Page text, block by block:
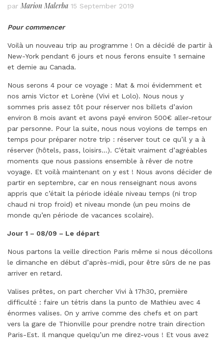
par Marion Malerba 15 September 2019
Pour commencer
Voilà un nouveau trip au programme ! On a décidé de partir à
New-York pendant 6 jours et nous ferons ensuite 1 semaine
et demie au Canada.
Nous serons 4 pour ce voyage : Mat & moi évidemment et
nos amis Victor et Lorène (Vivi et Lolo). Nous nous y
sommes pris assez tôt pour réserver nos billets d’avion
environ 8 mois avant et avons payé environ 500€ aller-retour
par personne. Pour la suite, nous nous voyions de temps en
temps pour préparer notre trip : réserver tout ce qu’il y a à
réserver (hôtels, pass, loisirs…). C’était vraiment d’agréables
moments que nous passions ensemble à rêver de notre
voyage. Et voilà maintenant on y est ! Nous avons décider de
partir en septembre, car en nous renseignant nous avons
appris que c’était la période idéale niveau temps (ni trop
chaud ni trop froid) et niveau monde (un peu moins de
monde qu’en période de vacances scolaire).
Jour 1 – 08/09 – Le départ
Nous partons la veille direction Paris même si nous décollons
le dimanche en début d’après-midi, pour être sûrs de ne pas
arriver en retard.
Valises prêtes, on part chercher Vivi à 17h30, première
difficulté : faire un tétris dans la punto de Mathieu avec 4
énormes valises. On y arrive comme des chefs et on part
vers la gare de Thionville pour prendre notre train direction
Paris-Est. Il manque quelqu’un me direz-vous ! Et vous avez